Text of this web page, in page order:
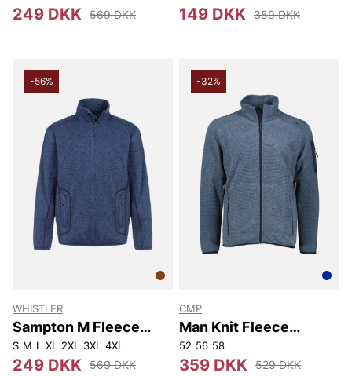
249 DKK 569 DKK 149 DKK 359 DKK
-56%
WHISTLER
Sampton M Fleece
Jacket.
S M L XL 2XL 3XL 4XL
249 DKK 569 DKK
-32%
CMP
Man Knit Fleece
Jacket.
52 56 58
359 DKK 529 DKK